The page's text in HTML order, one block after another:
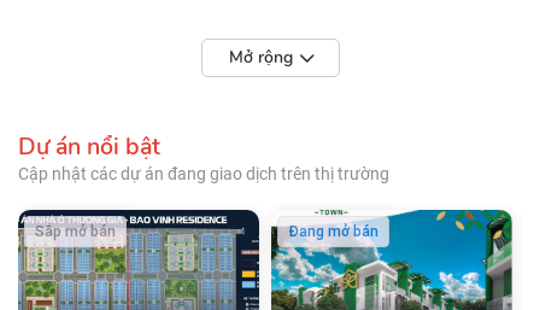
Mở rộng
Dự án nổi bật
Cập nhật các dự án đang giao dịch trên thị trường
Sắp mở bán Đang mở bán